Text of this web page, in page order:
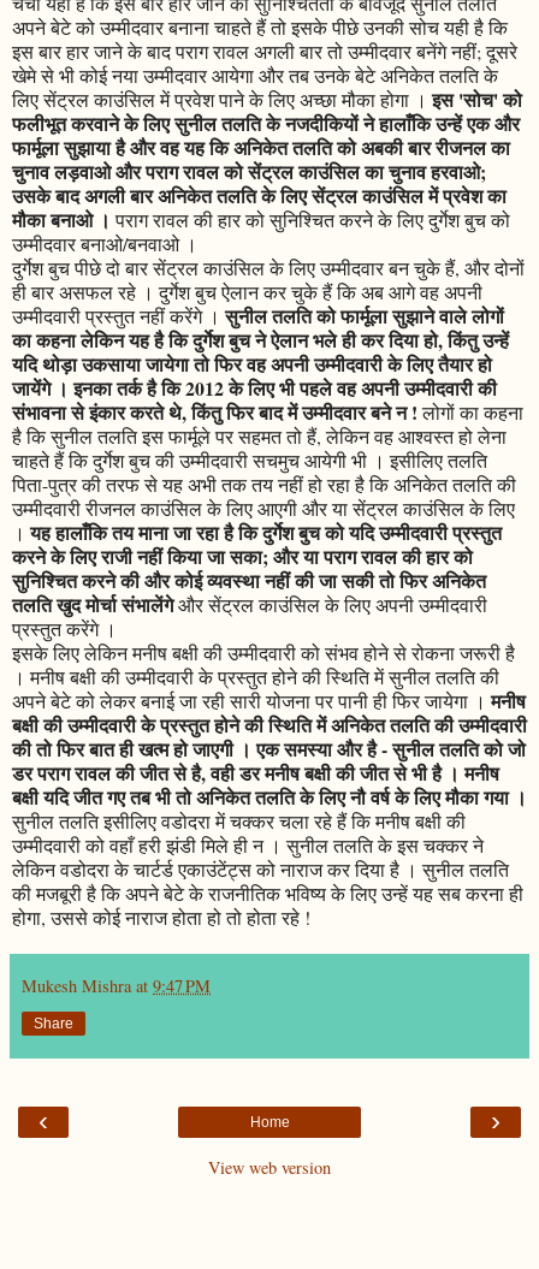
अपने बेटे को उम्मीदवार बनाना चाहते हैं तो इसके पीछे उनकी सोच यही है कि
इस बार हार जाने के बाद पराग रावल अगली बार तो उम्मीदवार बनेंगे नहीं; दूसरे
खेमे से भी कोई नया उम्मीदवार आयेगा और तब उनके बेटे अनिकेत तलति के
लिए सेंट्रल काउंसिल में प्रवेश पाने के लिए अच्छा मौका होगा ।इस 'सोच' को
फलीभूत करवाने के लिए सुनील तलति के नजदीकियों ने हालाँकि उन्हें एक और
फार्मूला सुझाया है और वह यह कि अनिकेत तलति को अबकी बार रीजनल का
चुनाव लड़वाओ और पराग रावल को सेंट्रल काउंसिल का चुनाव हरवाओ;
उसके बाद अगली बार अनिकेत तलति के लिए सेंट्रल काउंसिल में प्रवेश का
मौका बनाओ । पराग रावल की हार को सुनिश्चित करने के लिए दुर्गेश बुच को
उम्मीदवार बनाओ/बनवाओ ।
दुर्गेश बुच पीछे दो बार सेंट्रल काउंसिल के लिए उम्मीदवार बन चुके हैं, और दोनों
ही बार असफल रहे । दुर्गेश बुच ऐलान कर चुके हैं कि अब आगे वह अपनी
उम्मीदवारी प्रस्तुत नहीं करेंगे ।सुनील तलति को फार्मूला सुझाने वाले लोगों
का कहना लेकिन यह है कि दुर्गेश बुच ने ऐलान भले ही कर दिया हो, किंतु उन्हें
यदि थोड़ा उकसाया जायेगा तो फिर वह अपनी उम्मीदवारी के लिए तैयार हो
जायेंगे । इनका तर्क है कि 2012 के लिए भी पहले वह अपनी उम्मीदवारी की
संभावना से इंकार करते थे, किंतु फिर बाद में उम्मीदवार बने न !लोगों का कहना
है कि सुनील तलति इस फार्मूले पर सहमत तो हैं, लेकिन वह आश्वस्त हो लेना
चाहते हैं कि दुर्गेश बुच की उम्मीदवारी सचमुच आयेगी भी । इसीलिए तलति
पिता-पुत्र की तरफ से यह अभी तक तय नहीं हो रहा है कि अनिकेत तलति की
उम्मीदवारी रीजनल काउंसिल के लिए आएगी और या सेंट्रल काउंसिल के लिए
।यह हालाँकि तय माना जा रहा है कि दुर्गेश बुच को यदि उम्मीदवारी प्रस्तुत
करने के लिए राजी नहीं किया जा सका; और या पराग रावल की हार को
सुनिश्चित करने की और कोई व्यवस्था नहीं की जा सकी तो फिर अनिकेत
तलति खुद मोर्चा संभालेंगेऔर सेंट्रल काउंसिल के लिए अपनी उम्मीदवारी
प्रस्तुत करेंगे ।
इसके लिए लेकिन मनीष बक्षी की उम्मीदवारी को संभव होने से रोकना जरूरी है
। मनीष बक्षी की उम्मीदवारी के प्रस्तुत होने की स्थिति में सुनील तलति की
अपने बेटे को लेकर बनाई जा रही सारी योजना पर पानी ही फिर जायेगा ।मनीष
बक्षी की उम्मीदवारी के प्रस्तुत होने की स्थिति में अनिकेत तलति की उम्मीदवारी
की तो फिर बात ही खत्म हो जाएगी । एक समस्या और है - सुनील तलति को जो
डर पराग रावल की जीत से है, वही डर मनीष बक्षी की जीत से भी है । मनीष
बक्षी यदि जीत गए तब भी तो अनिकेत तलति के लिए नौ वर्ष के लिए मौका गया ।
सुनील तलति इसीलिए वडोदरा में चक्कर चला रहे हैं कि मनीष बक्षी की
उम्मीदवारी को वहाँ हरी झंडी मिले ही न । सुनील तलति के इस चक्कर ने
लेकिन वडोदरा के चार्टर्ड एकाउंटेंट्स को नाराज कर दिया है । सुनील तलति
की मजबूरी है कि अपने बेटे के राजनीतिक भविष्य के लिए उन्हें यह सब करना ही
होगा, उससे कोई नाराज होता हो तो होता रहे !
Mukesh Mishra at 9:47 PM
Share
‹ ›
Home
View web version